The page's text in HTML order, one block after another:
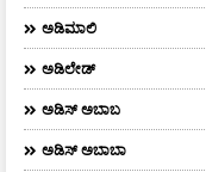
ಅಡಿಮಾಲಿ
ಅಡಿಲೇಡ್
ಅಡಿಸ್ ಅಬಾಬ
ಅಡಿಸ್ ಅಬಾಬಾ